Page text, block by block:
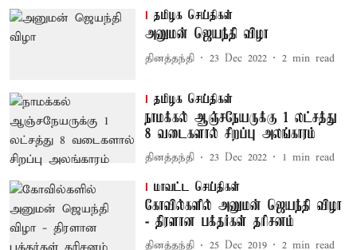
தமிழக செய்திகள்
அனுமன் ஜெயந்தி விழா
தினத்தந்தி 23 Dec 2022 2 min read
தமிழக செய்திகள்
நாமக்கல் ஆஞ்சநேயருக்கு 1 லட்சத்து
8 வடைகளால் சிறப்பு அலங்காரம்
தினத்தந்தி 23 Dec 2022 1 min read
மாவட்ட செய்திகள்
கோவில்களில் அனுமன் ஜெயந்தி விழா
- திரளான பக்தர்கள் தரிசனம்
தினத்தந்தி 25 Dec 2019 2 min read